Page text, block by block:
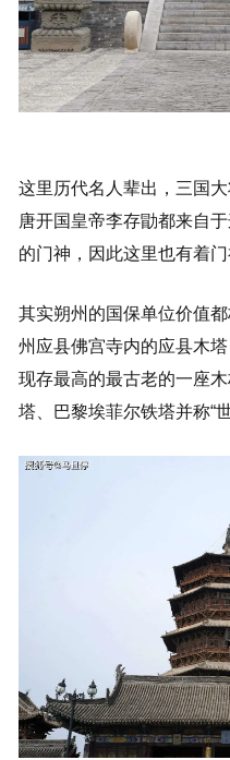
这里历代名人辈出，三国
唐开国皇帝李存勖都来自
的门神，因此这里也有着门
其实朔州的国保单位价值
州应县佛宫寺内的应县木
现存最高的最古老的一座
塔、巴黎埃菲尔铁塔并称“